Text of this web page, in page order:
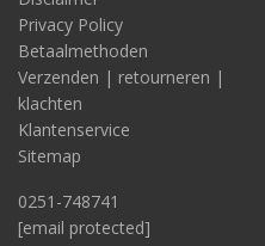
Privacy Policy
Betaalmethoden
Verzenden | retourneren |
klachten
Klantenservice
Sitemap
0251-748741
[email protected]